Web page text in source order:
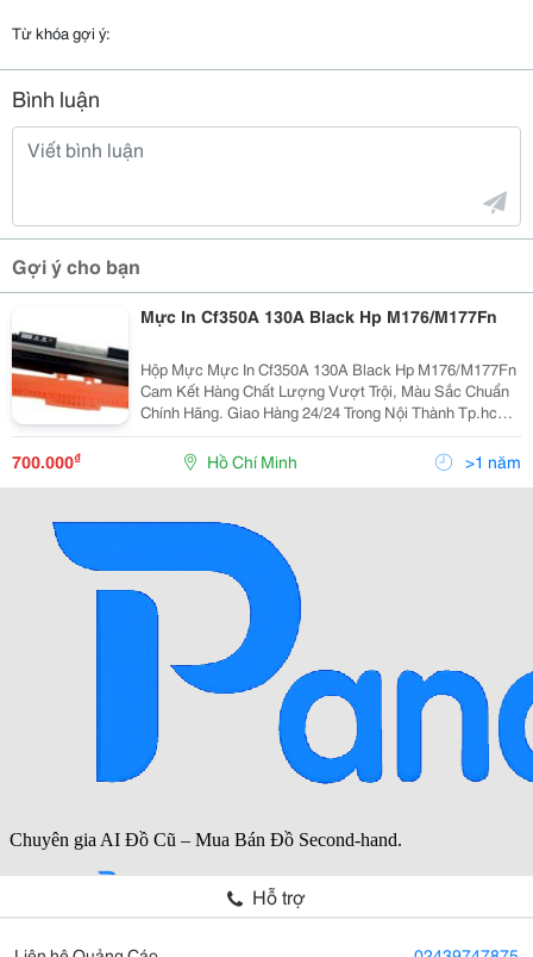
Từ khóa gợi ý:
Bình luận
Gợi ý cho bạn
Mực In Cf350A 130A Black Hp M176/M177Fn
Hộp Mực Mực In Cf350A 130A Black Hp M176/M177Fn
Cam Kết Hàng Chất Lượng Vượt Trội, Màu Sắc Chuẩn
Chính Hãng. Giao Hàng 24/24 Trong Nội Thành Tp.hcm
Giá Đã Bao Gồm Vat 10%
======================= Liên Hệ: Cty Tnhh Mtv
Xnk Pp Trân
700.000₫ Hồ Chí Minh >1 năm
Hỗ trợ